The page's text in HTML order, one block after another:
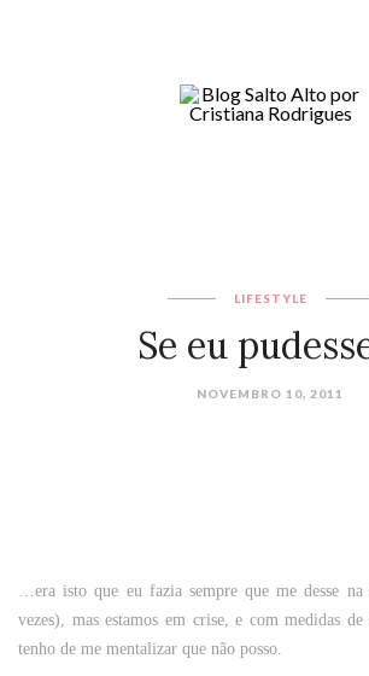
LIFESTYLE
Se eu
NOVEMBRO 10, 2011
…era isto que eu fazia sempre que me desse na
vezes), mas estamos em crise, e com medidas de
tenho de me mentalizar que não posso.